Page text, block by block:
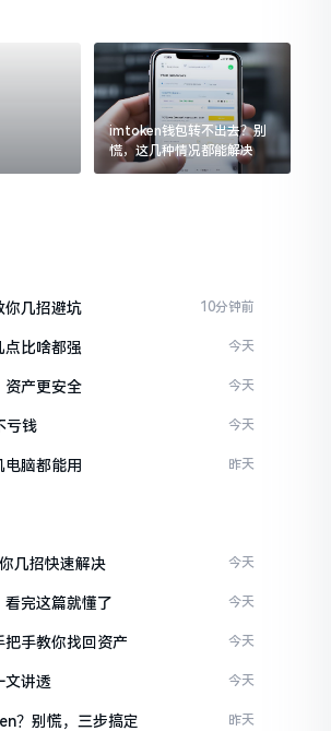
imtoken钱包转不出去？别
慌，这几种情况都能解决
几招避坑 10分钟前
比啥都强 今天
产更安全 今天
亏钱 今天
脑都能用 昨天
几招快速解决 今天
完这篇就懂了 今天
手教你找回资产 今天
文讲透 今天
？别慌，三步搞定 昨天